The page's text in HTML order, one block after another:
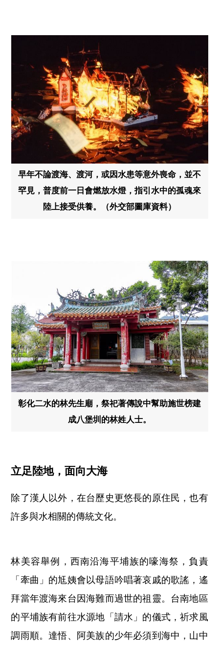
早年不論渡海、渡河，或因水患等意外喪命，並不
罕見，普度前一日會燃放水燈，指引水中的孤魂來
陸上接受供養。（外交部圖庫資料）
彰化二水的林先生廟，祭祀著傳說中幫助施世榜建
成八堡圳的林姓人士。
立足陸地，面向大海
除了漢人以外，在台歷史更悠長的原住民，也有
許多與水相關的傳統文化。
林美容舉例，西南沿海平埔族的嚎海祭，負責
「牽曲」的尪姨會以母語吟唱著哀戚的歌謠，遙
拜當年渡海來台因海難而過世的祖靈。台南地區
的平埔族有前往水源地「請水」的儀式，祈求風
調雨順。達悟、阿美族的少年必須到海中，山中